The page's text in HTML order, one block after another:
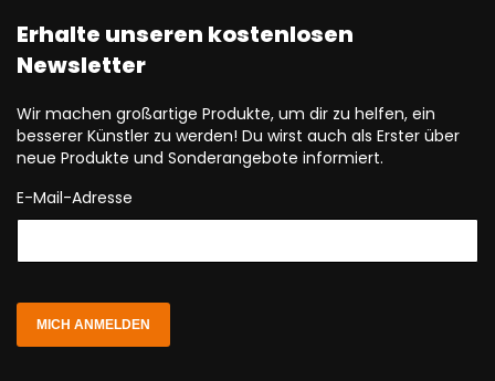
Erhalte unseren kostenlosen
Newsletter
Wir machen großartige Produkte, um dir zu helfen, ein
besserer Künstler zu werden! Du wirst auch als Erster über
neue Produkte und Sonderangebote informiert.
E-Mail-Adresse
MICH ANMELDEN